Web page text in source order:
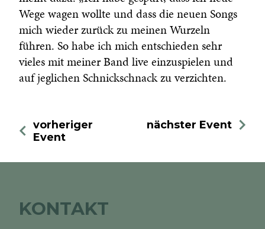
vorheriger
Event
Wege wagen wollte und dass die neuen Songs
mich wieder zurück zu meinen Wurzeln
führen. So habe ich mich entschieden sehr
vieles mit meiner Band live einzuspielen und
auf jeglichen Schnickschnack zu verzichten.
nächster Event
KONTAKT